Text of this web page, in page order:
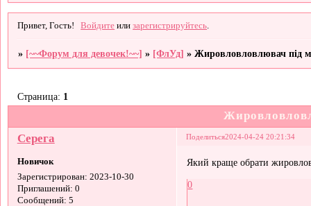
Привет, Гость! Войдите илизарегистрируйтесь
» [~~Форум для девочек!~~] » [ФлУд] »Жировловловлювач під
Страница: 1
Поделиться2024-04-24 20:21:34
Серега
Новичок
Зарегистрирован: 2023-10-30
Приглашений: 0
Сообщений: 5
Який краще обрати
0